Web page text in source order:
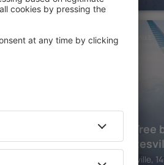
CHARLOTTESVILLE
DoubleTree
Charlottesville,